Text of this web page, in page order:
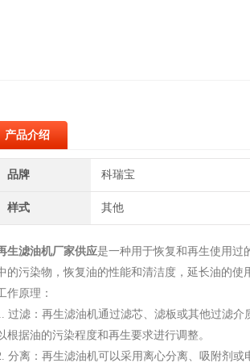
产品介绍
品牌 科瑞宝
样式 其他
生滤油机厂家供应是一种用于恢复和再生使用过
的污染物，恢复油的性能和清洁度，延长油的使
作原理：
过滤：再生滤油机通过滤芯、滤板或其他过滤
根据油的污染程度和再生要求进行调整。
分离：再生滤油机可以采用离心分离、吸附剂